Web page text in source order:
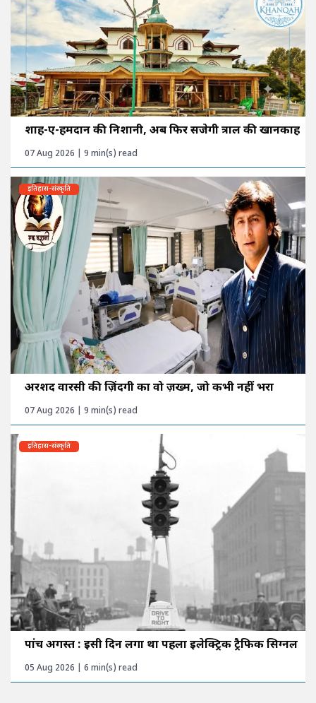
शाह-ए-हमदान की निशानी, अब फिर सजेगी त्राल की खानकाह
07 Aug 2026 | 9 min(s) read
इतिहास-संस्कृति
अरशद वारसी की ज़िंदगी का वो ज़ख्म, जो कभी नहीं भरा
07 Aug 2026 | 9 min(s) read
इतिहास-संस्कृति
पांच अगस्त : इसी दिन लगा था पहला इलेक्ट्रिक ट्रैफिक सिग्नल
05 Aug 2026 | 6 min(s) read